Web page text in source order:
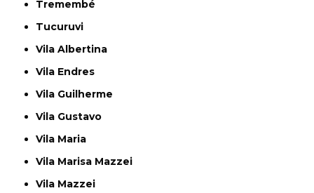
Tremembé
Tucuruvi
Vila Albertina
Vila Endres
Vila Guilherme
Vila Gustavo
Vila Maria
Vila Marisa Mazzei
Vila Mazzei